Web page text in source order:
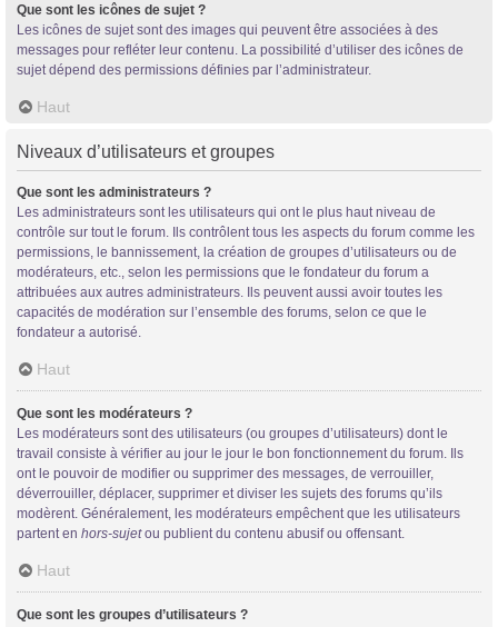
Que sont les icônes de sujet ?
Les icônes de sujet sont des images qui peuvent être associées à des
messages pour refléter leur contenu. La possibilité d’utiliser des icônes de
sujet dépend des permissions définies par l’administrateur.
Haut
Niveaux d’utilisateurs et groupes
Que sont les administrateurs ?
Les administrateurs sont les utilisateurs qui ont le plus haut niveau de
contrôle sur tout le forum. Ils contrôlent tous les aspects du forum comme les
permissions, le bannissement, la création de groupes d’utilisateurs ou de
modérateurs, etc., selon les permissions que le fondateur du forum a
attribuées aux autres administrateurs. Ils peuvent aussi avoir toutes les
capacités de modération sur l’ensemble des forums, selon ce que le
fondateur a autorisé.
Haut
Que sont les modérateurs ?
Les modérateurs sont des utilisateurs (ou groupes d’utilisateurs) dont le
travail consiste à vérifier au jour le jour le bon fonctionnement du forum. Ils
ont le pouvoir de modifier ou supprimer des messages, de verrouiller,
déverrouiller, déplacer, supprimer et diviser les sujets des forums qu’ils
modèrent. Généralement, les modérateurs empêchent que les utilisateurs
partent en hors-sujetou publient du contenu abusif ou offensant.
Haut
Que sont les groupes d’utilisateurs ?